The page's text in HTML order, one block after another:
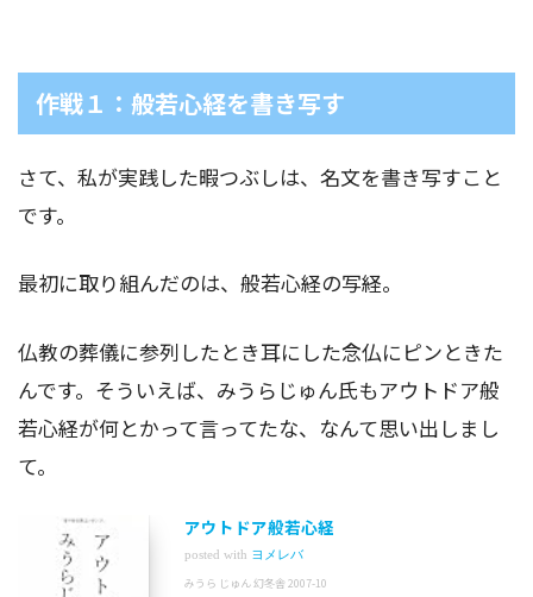
作戦１：般若心経を書き写す
さて、私が実践した暇つぶしは、名文を書き写すこと
です。
最初に取り組んだのは、般若心経の写経。
仏教の葬儀に参列したとき耳にした念仏にピンときた
んです。そういえば、みうらじゅん氏もアウトドア般
若心経が何とかって言ってたな、なんて思い出しまし
て。
アウトドア般若心経
posted with ヨメレバ
みうら じゅん 幻冬舎 2007-10